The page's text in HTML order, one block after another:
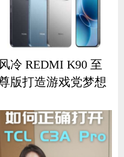
风冷 REDMI K90 至
版打造游戏党梦想